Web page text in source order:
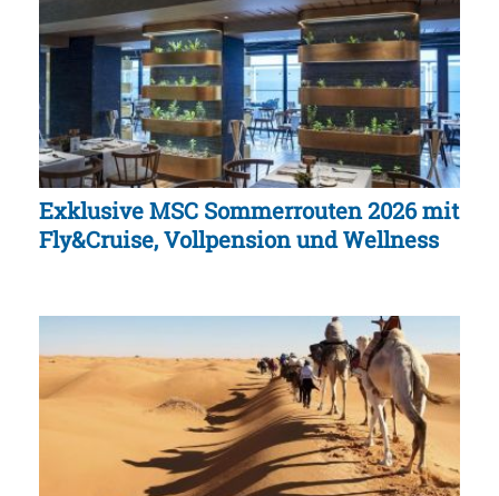
Exklusive MSC Sommerrouten 2026 mit
Fly&Cruise, Vollpension und Wellness